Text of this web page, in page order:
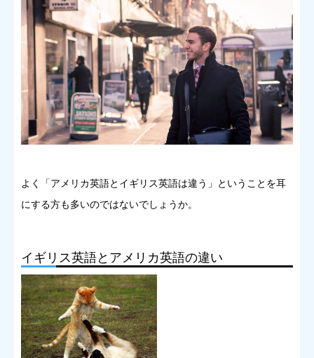
よく「アメリカ英語とイギリス英語は違う」ということを耳
にする方も多いのではないでしょうか。
イギリス英語とアメリカ英語の違い